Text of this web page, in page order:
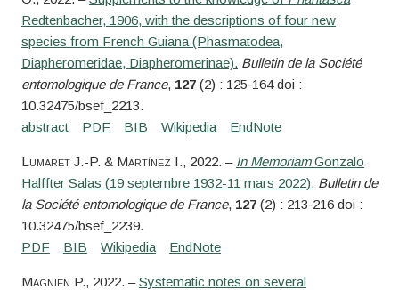
Redtenbacher, 1906, with the descriptions of four new
species from French Guiana (Phasmatodea,
Diapheromeridae, Diapheromerinae). Bulletin de la Société
entomologique de France, 127(2) : 125‑164 doi :
10.32475/bsef_2213.
LumaretJ.-P. & Martínez I., 2022. – In MemoriamGonzalo
Halffter Salas (19 septembre 1932-11 mars 2022). Bulletin de
la Société entomologique de France, 127(2) : 213‑216 doi :
10.32475/bsef_2239.
Magnien P., 2022. –Systematic notes on several